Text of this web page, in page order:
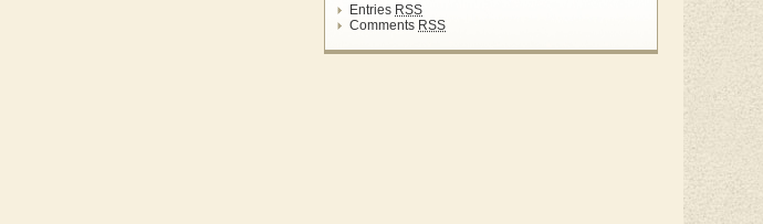
Entries RSS
Comments RSS